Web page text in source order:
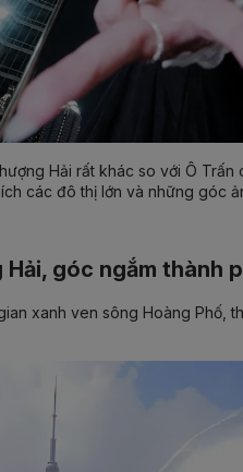
Hải rất khác so với Ô
các đô thị lớn và những góc
góc ngắm thành
xanh ven sông Hoàng Phố,